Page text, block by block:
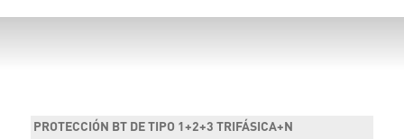
PROTECCIÓN BT DE TIPO 1+2+3 TRIFÁSICA+N